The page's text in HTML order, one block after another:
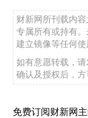
财新网所刊载内
专属所有或持有
建立镜像等任何使
如有意愿转载，
确认及授权后，方
免费订阅财新网